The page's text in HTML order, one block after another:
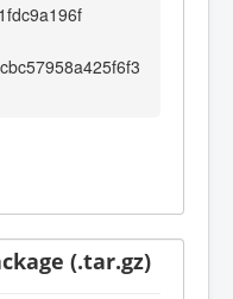
(.tar.gz)